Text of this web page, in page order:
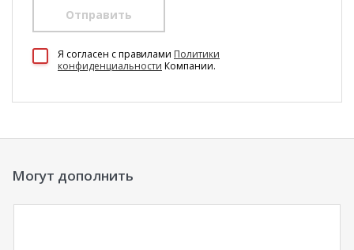
Отправить
Я согласен c правилами Политики
конфиденциальности Компании.
Могут дополнить